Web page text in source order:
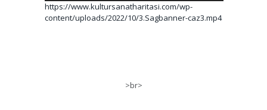
https://www.kultursanatharitasi.com/wp-
content/uploads/2022/10/3.Sagbanner-caz3.mp4
>br>